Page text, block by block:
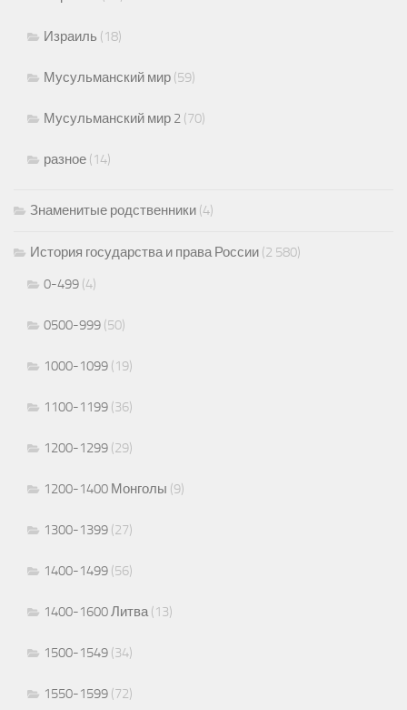
Израиль (18)
Мусульманский мир (59)
Мусульманский мир 2 (70)
разное (14)
Знаменитые родственники (4)
История государства и права России (2 580)
0-499 (4)
0500-999 (50)
1000-1099 (19)
1100-1199 (36)
1200-1299 (29)
1200-1400 Монголы (9)
1300-1399 (27)
1400-1499 (56)
1400-1600 Литва(13)
1500-1549 (34)
1550-1599 (72)